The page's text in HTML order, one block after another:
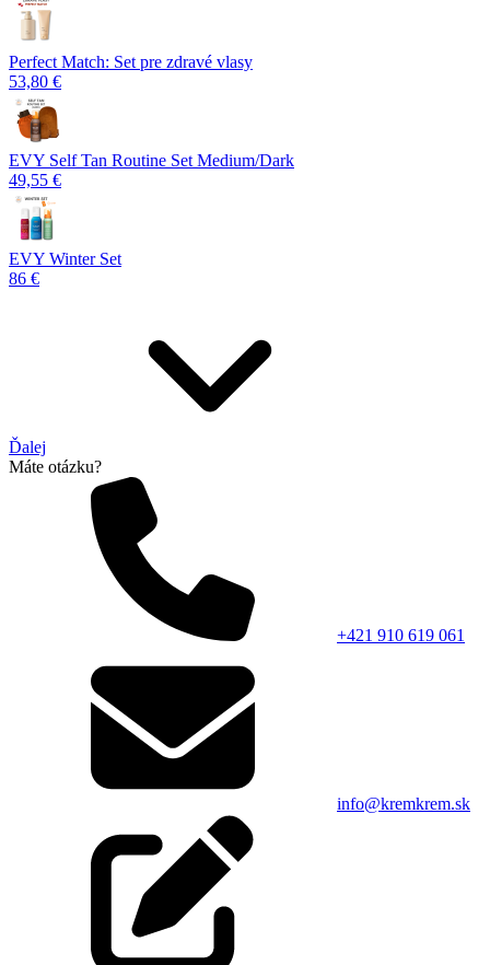
Perfect Match: Set pre zdravé vlasy
53,80 €
EVY Self Tan Routine Set Medium/Dark
49,55 €
EVY Winter Set
86 €
Ďalej
Máte otázku?
+421 910 619 061
info@kremkrem.sk